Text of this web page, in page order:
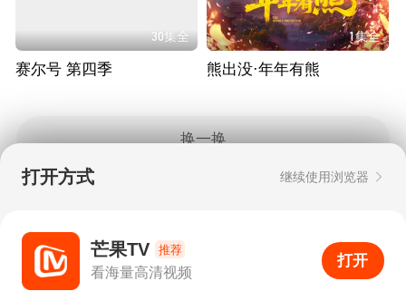
30集全
赛尔号 第四季
1集全
熊出没·年年有熊
换一换
2
打开APP
打开方式 继续使用浏览器
芒果TV 推荐
看海量高清视频
打开